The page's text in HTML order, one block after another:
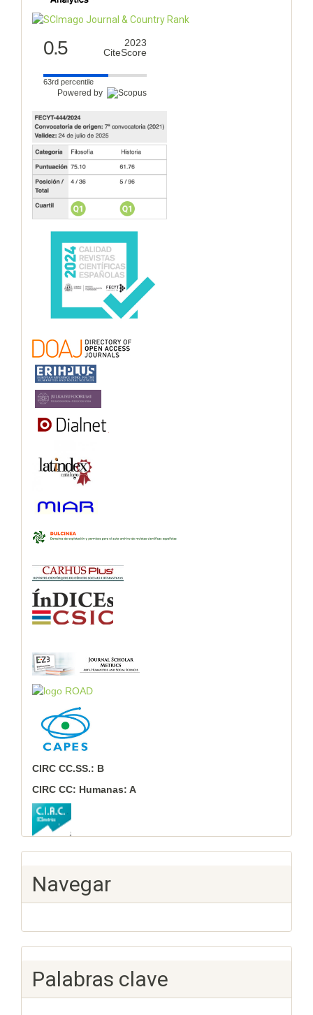
0.5
2023
CiteScore
63rd percentile
Powered by
CIRC CC.SS.: B
CIRC CC: Humanas: A
Navegar
Palabras clave